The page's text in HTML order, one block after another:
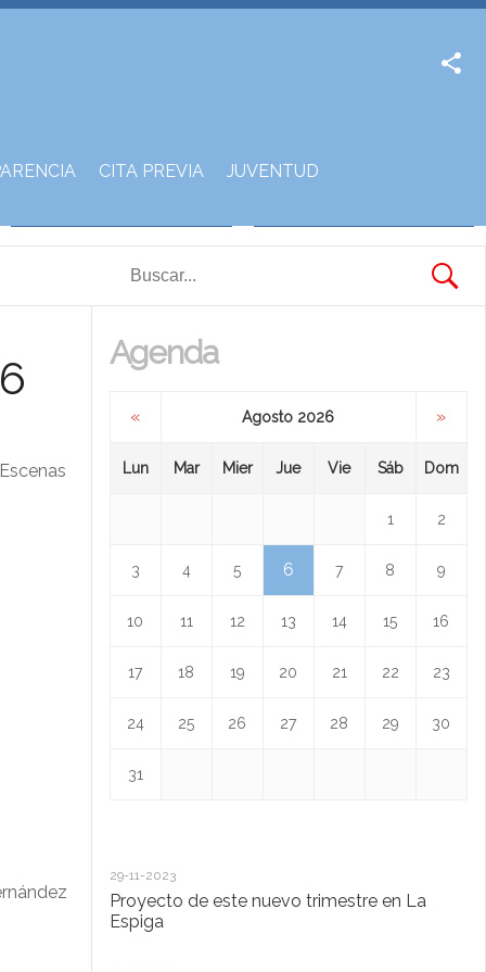
CITA PREVIA JUVENTUD
Agenda
« Agosto 2026 »
Lun Mar Mier Jue Vie Sáb Dom
1 2
3 4 5 6 7 8 9
10 11 12 13 14 15 16
17 18 19 20 21 22 23
24 25 26 27 28 29 30
31
29-11-2023
Proyecto de este nuevo trimestre en La
Espiga